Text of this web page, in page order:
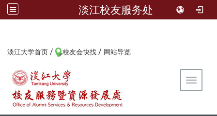
淡江校友服务处
淡江大学首页 / 校友会快找 / 网站导览
Toggle